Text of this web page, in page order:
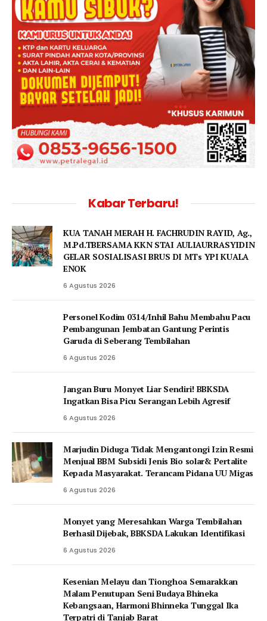
Kabar Terbaru!
KUA TANAH MERAH H. FACHRUDIN RAYID, Ag.,
M.Pd.TBERSAMA KKN STAI AULIAURRASYIDIN
GELAR SOSIALISASI BRUS DI MTs YPI KUALA
ENOK
6 Agustus 2026
Personel Kodim 0314/Inhil Bahu Membahu Pacu
Pembangunan Jembatan Gantung Perintis
Garuda di Seberang Tembilahan
6 Agustus 2026
Jangan Buru Monyet Liar Sendiri! BBKSDA
Ingatkan Bisa Picu Serangan Lebih Agresif
6 Agustus 2026
Marjudin Diduga Tidak Mengantongi Izin Resmi
Menjual BBM Subsidi Jenis Bio solar& Pertalite
Kepada Masyarakat. Terancam Pidana UU Migas
6 Agustus 2026
Monyet yang Meresahkan Warga Tembilahan
Berhasil Dijebak, BBKSDA Lakukan Identifikasi
6 Agustus 2026
Kesenian Melayu dan Tionghoa Semarakkan
Malam Penutupan Seni Budaya Bhineka
Kebangsaan, Harmoni Bhinneka Tunggal Ika
Terpatri di Tanjab Barat